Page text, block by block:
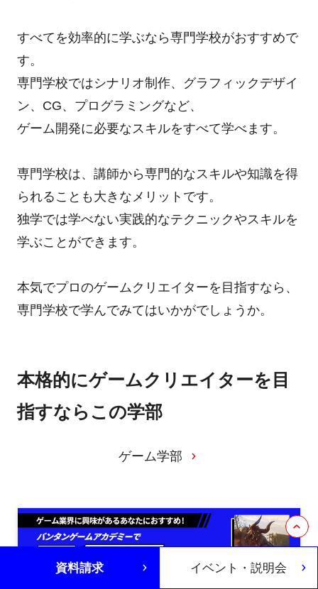
すべてを効率的に学ぶなら専門学校がおすすめで
す。
専門学校ではシナリオ制作、グラフィックデザイ
ン、CG、プログラミングなど、
ゲーム開発に必要なスキルをすべて学べます。
専門学校は、講師から専門的なスキルや知識を得
られることも大きなメリットです。
独学では学べない実践的なテクニックやスキルを
学ぶことができます。
本気でプロのゲームクリエイターを目指すなら、
専門学校で学んでみてはいかがでしょうか。
本格的にゲームクリエイターを目
指すならこの学部
ゲーム学部
資料請求 イベント・説明会